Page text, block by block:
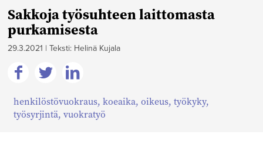
Sakkoja työsuhteen laittomasta
purkamisesta
29.3.2021 | Teksti: Helinä Kujala
Jaa
Facebookissa
Jaa
Twitterissä
Jaa
Linkedinissä
henkilöstövuokraus, koeaika, oikeus, työkyky,
työsyrjintä, vuokratyö